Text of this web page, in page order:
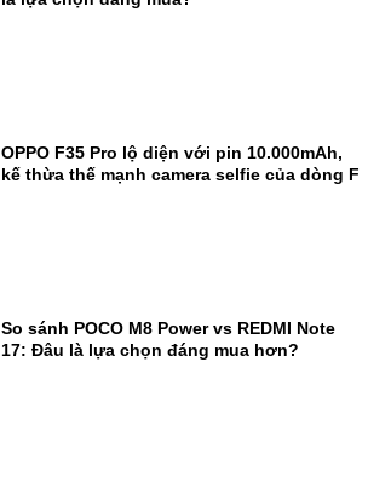
OPPO F35 Pro lộ diện với pin 10.000mAh,
kế thừa thế mạnh camera selfie của dòng F
So sánh POCO M8 Power vs REDMI Note
17: Đâu là lựa chọn đáng mua hơn?